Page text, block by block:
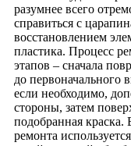
разумнее всего
справиться с
восстановлением
пластика. Процесс
этапов – сначала
до первоначального
если необходимо,
стороны, затем
подобранная
ремонта